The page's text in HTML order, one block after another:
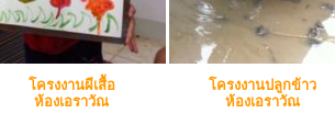
โครงงานผีเสื้อ
ห้องเอราวัณ
โครงงานปลูกข้าว
ห้องเอราวัณ